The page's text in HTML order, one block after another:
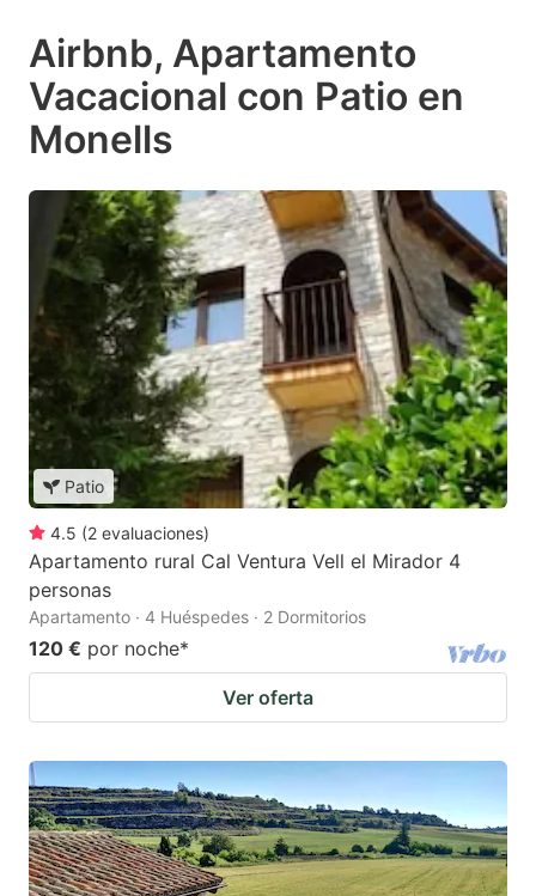
Airbnb, Apartamento
Vacacional con Patio en
Monells
Patio
4.5 (2 evaluaciones)
Apartamento rural Cal Ventura Vell el Mirador 4
personas
Apartamento · 4 Huéspedes · 2 Dormitorios
120 € por noche*
Ver oferta